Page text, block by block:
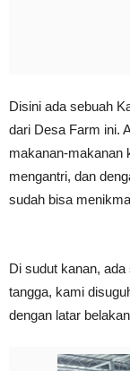
Disini ada sebuah
dari Desa Farm ini.
makanan-makanan
mengantri, dan
sudah bisa
Di sudut kanan,
tangga, kami
dengan latar